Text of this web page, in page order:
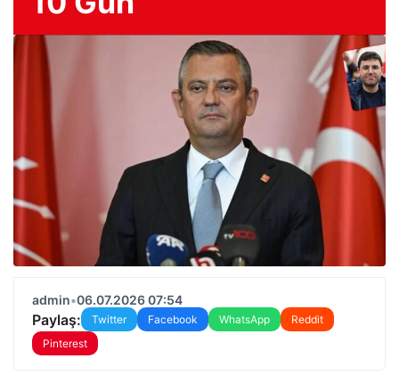
admin•06.07.2026 07:54
Paylaş: Twitter Facebook WhatsApp
Reddit
Pinterest